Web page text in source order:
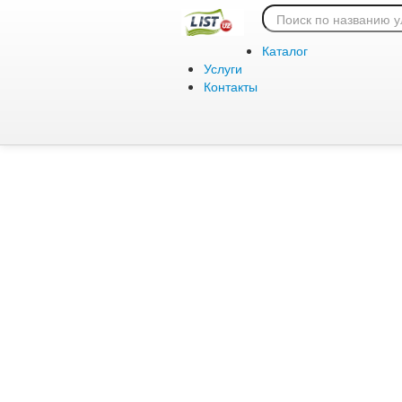
Каталог
Услуги
Контакты
Ошибка